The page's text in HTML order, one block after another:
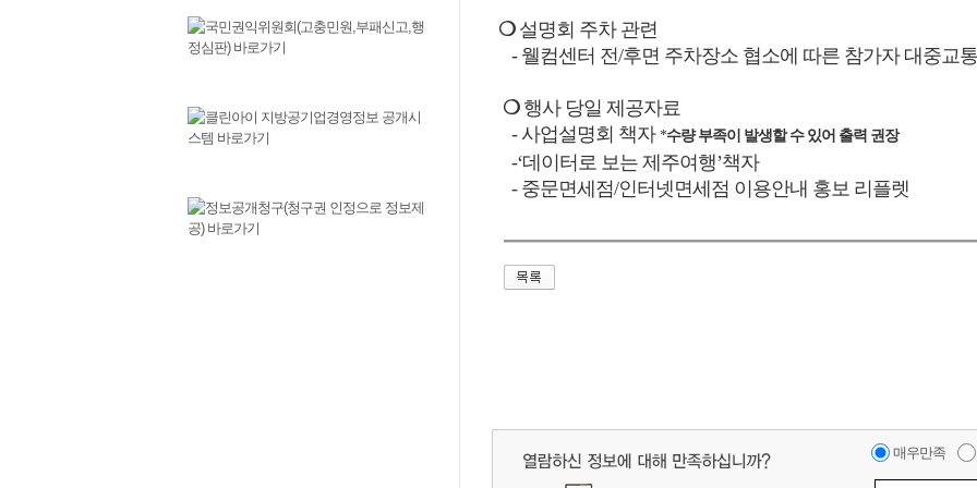
❍ 설명회 주차 관련
- 웰컴센터 전/후면 주차장소 협소에 따른 참가자 대중교
❍ 행사 당일 제공자료
- 사업설명회 책자 *수량 부족이 발생할 수 있어 출력 권장
-‘데이터로 보는 제주여행’책자
- 중문면세점/인터넷면세점 이용안내 홍보 리플렛
매우만족